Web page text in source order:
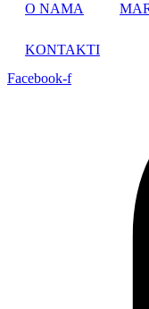
O NAMA
KONTAKTI
Facebook-f